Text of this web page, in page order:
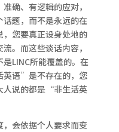
确、有逻辑的应对，
题，而不是永远的在
您要真正设身处地的
。而这些谈话内容，
LINC所能覆盖的。在
英语”是不存在的，您
人说的都是“非生活英
会依据个人要求而变